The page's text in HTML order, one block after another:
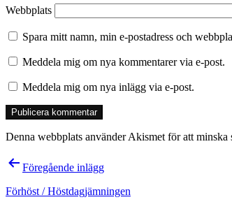
Webbplats
Spara mitt namn, min e-postadress och
Meddela mig om nya kommentarer via e-post.
Meddela mig om nya inlägg via e-post.
Denna webbplats använder Akismet för att minska
Inläggsnavigering
Föregående inlägg
Förhöst / Höstdagjämningen